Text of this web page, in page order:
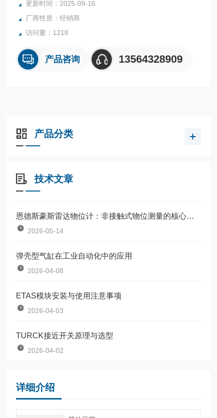
更新时间：2025-09-16
厂商性质：经销商
访问量：1218
产品咨询 13564328909
产品分类
技术文章
恩德斯豪斯雷达物位计：非接触式物位测量的核心设备
2026-05-14
弹壳型气缸在工业自动化中的应用
2026-04-08
ETAS模块安装与使用注意事项
2026-04-03
TURCK接近开关原理与选型
2026-04-02
详细介绍